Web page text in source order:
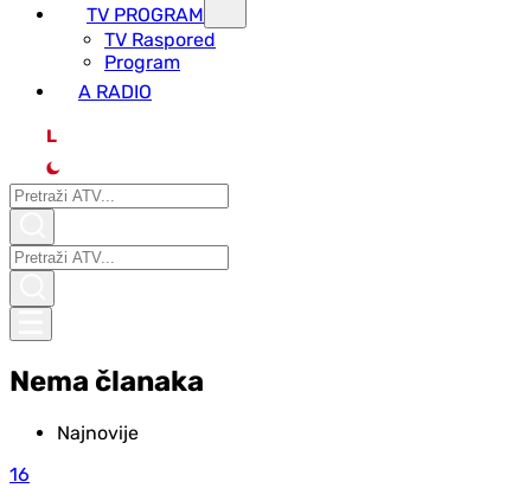
TV PROGRAM
ТV Raspored
Program
A RADIO
L
Nema članaka
Najnovije
16